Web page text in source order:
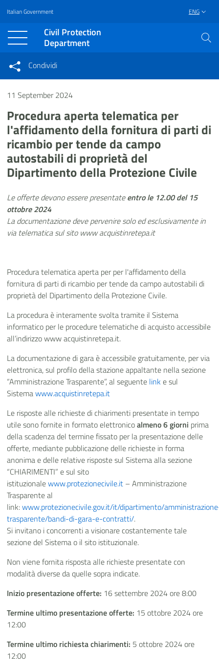
Vai al contenuto principale
Raggiungi il piè di pagina
Italian Government ENG
Civil Protection
Department
Condividi su Facebook
Condividi su Twitter
Condividi su LinkedIn
Condividi
Condividi sui social network
11 September 2024
Procedura aperta telematica per
l'affidamento della fornitura di parti di
ricambio per tende da campo
autostabili di proprietà del
Dipartimento della Protezione Civile
Le offerte devono essere presentateentro le 12.00 del 15
ottobre 2024
La documentazione deve pervenire solo ed esclusivamente in
via telematica sul sito www acquistinretepa.it
Procedura telematica aperta per per l'affidamento della
fornitura di parti di ricambio per tende da campo autostabili di
proprietà del Dipartimento della Protezione Civile.
La procedura è interamente svolta tramite il Sistema
informatico per le procedure telematiche di acquisto accessibile
all’indirizzo www acquistinretepa.it.
La documentazione di gara è accessibile gratuitamente, per via
elettronica, sul profilo della stazione appaltante nella sezione
“Amministrazione Trasparente”, al seguente link e sul
Sistemawww.acquistinretepa.it
Le risposte alle richieste di chiarimenti presentate in tempo
utile sono fornite in formato elettronicoalmeno 6 giorni prima
della scadenza del termine fissato per la presentazione delle
offerte, mediante pubblicazione delle richieste in forma
anonima e delle relative risposte sul Sistema alla sezione
“CHIARIMENTI” e sul sito
istituzionalewww.protezionecivile.it – Amministrazione
Trasparente al
link:www.protezionecivile.gov.it/it/dipartimento/
trasparente/bandi-di-gara-e-contratti/.
Si invitano i concorrenti a visionare costantemente tale
sezione del Sistema o il sito istituzionale.
Non viene fornita risposta alle richieste presentate con
modalità diverse da quelle sopra indicate.
Inizio presentazione offerte: 16 settembre 2024 ore 8:00
Termine ultimo presentazione offerte: 15 ottobre 2024 ore
12:00
Termine ultimo richiesta chiarimenti: 5 ottobre 2024 ore
12:00